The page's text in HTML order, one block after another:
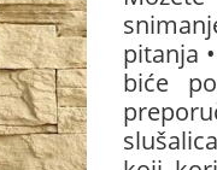
pitanja
biće